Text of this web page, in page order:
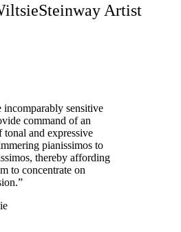
Steinway Artist
incomparably sensitive
command of an
and expressive
pianissimos to
thereby affording
to concentrate on